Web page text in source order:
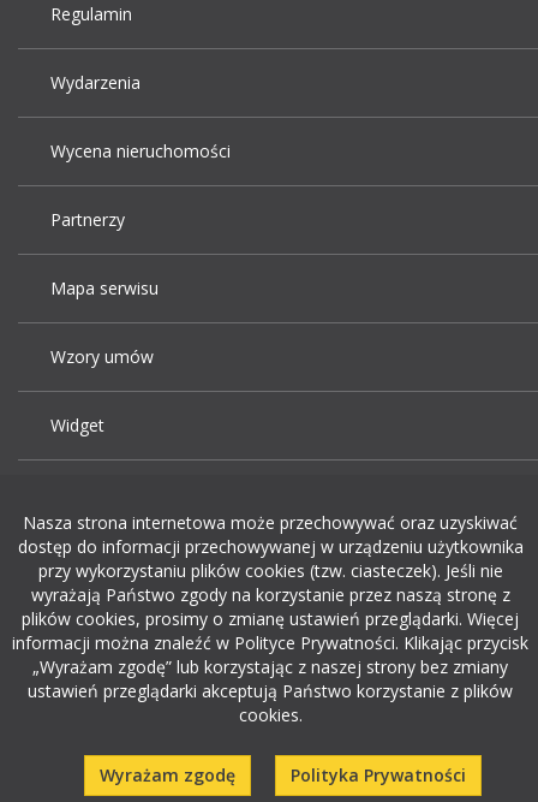
Regulamin
Wydarzenia
Wycena nieruchomości
Partnerzy
Mapa serwisu
Wzory umów
Widget
Dodaj ogłoszenie o pracę
rekrutacja w it
Nasza strona internetowa może przechowywać oraz uzyskiwać
dostęp do informacji przechowywanej w urządzeniu użytkownika
przy wykorzystaniu plików cookies (tzw. ciasteczek). Jeśli nie
wyrażają Państwo zgody na korzystanie przez naszą stronę z
plików cookies, prosimy o zmianę ustawień przeglądarki. Więcej
informacji można znaleźć w Polityce Prywatności. Klikając przycisk
„Wyrażam zgodę” lub korzystając z naszej strony bez zmiany
ustawień przeglądarki akceptują Państwo korzystanie z plików
cookies.
Wyrażam zgodę Polityka Prywatności